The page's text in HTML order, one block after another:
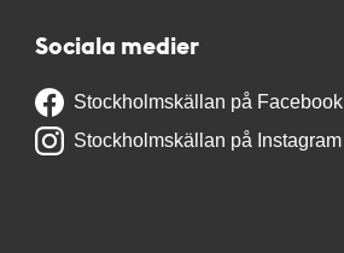
Sociala medier
Stockholmskällan på Facebook
Stockholmskällan på Instagram